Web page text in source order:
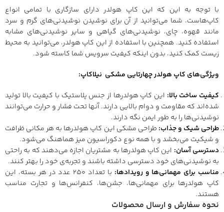
با توجه به این که این کاپ هولدر دارای سازگاری با تمامی انواع
کاپ‌هاست، شما می‌توانید از آن برای نوشیدن نوشیدنی‌های گرم و سرد
مانند قهوه، چای، نوشیدنی‌های گیاهی و سایر نوشیدنی‌های مشابه
استفاده کنید. همچنین با استفاده از این کاپ هولدر، می‌توانید به محیط
زیست کمک کنید، بدون اینکه کیفیت سرویس شما کاسته شود.
ویژگی‌های کاپ هولدر چهارتایی مشکی نیلاکاپ:
کیفیت ساخت بالا: این کاپ هولدرها از جنس پلاستیک با کیفیت بالا تولید
شده‌اند که مقاومت و دوام بالایی دارند. آنها تحت فشار و حرارت می‌توانند
نوشیدنی‌ها را به طور ایمن نگه دارند.
طراحی شیک و جذاب: طراحی مشکی این کاپ هولدرها به هر مکانی ظرافت
و شیکیت می‌بخشد و با همه نوع دکوراسیون میز هماهنگ می‌شود.
دسترسی آسان: این کاپ هولدرها به مشتریان اجازه می‌دهند که به راحتی
به نوشیدنی‌های خود دسترسی داشته باشند و تجربه‌ی خود را بهتر کنند.
مناسب برای مهمانی‌ها و رویدادها:
با تعداد ۲۵۰ عدد در هر بسته، این
کاپ هولدرها برای مهمانی‌ها، جشن‌ها، کنفرانس‌ها و تجارت مناسب
هستند.
نحوه سفارش و ارسال محصولات